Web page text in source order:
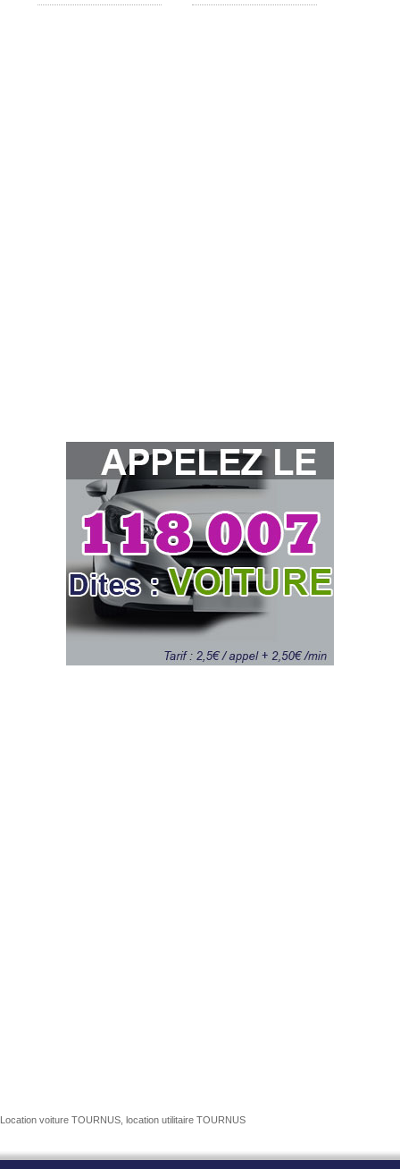
Location voiture TOURNUS, location utilitaire TOURNUS